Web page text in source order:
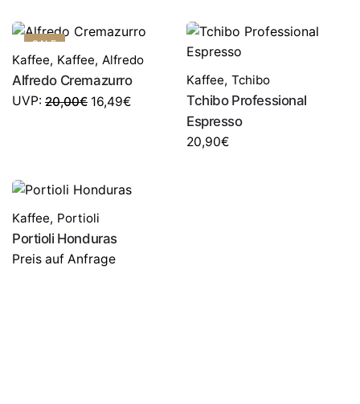
SALE
Kaffee, Kaffee, Alfredo
Alfredo Cremazurro
UVP: 20,00€ 16,49€
Kaffee, Tchibo
Tchibo Professional
Espresso
20,90€
Kaffee, Portioli
Portioli Honduras
Preis auf Anfrage